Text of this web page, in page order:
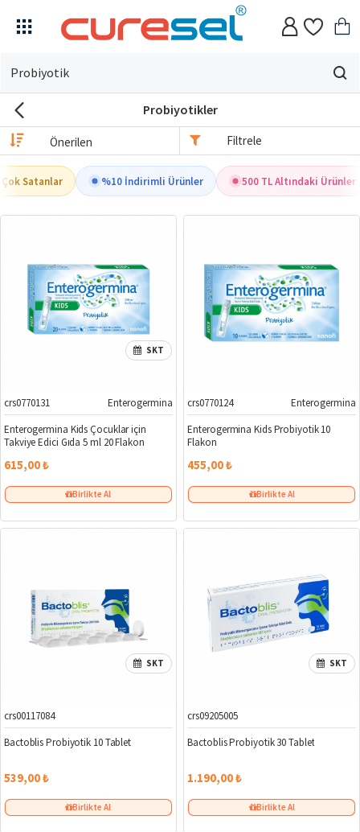
Evin
için
arıyorsun?
Probiyotikler
Filtrele
Satanlar %10 İndirimli Ürünler 500 TL Altındaki Ürünler
SKT
crs0770131
Enterogermina
Enterogermina Kids Çocuklar için
Takviye Edici Gıda 5 ml 20 Flakon
615,00 ₺
Birlikte Al
crs0770124
Enterogermina
Enterogermina Kids Probiyotik 10
Flakon
455,00 ₺
Birlikte Al
SKT
crs00117084
Bactoblis Probiyotik 10 Tablet
539,00 ₺
Birlikte Al
SKT
crs09205005
Bactoblis Probiyotik 30 Tablet
1.190,00 ₺
Birlikte Al